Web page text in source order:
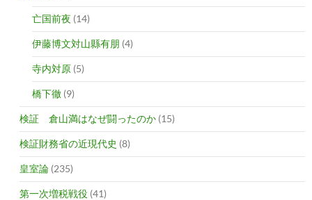
亡国前夜 (14)
伊藤博文対山縣有朋 (4)
寺内対原 (5)
橋下徹 (9)
検証 倉山満はなぜ闘ったのか (15)
検証財務省の近現代史 (8)
皇室論 (235)
第一次増税戦役 (41)